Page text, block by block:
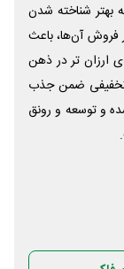
بهتر شناخته شدن
فروش آن‌ها، باعث
ارزان تر در ذهن
تخفیفی ضمن جذب
و توسعه و رونق